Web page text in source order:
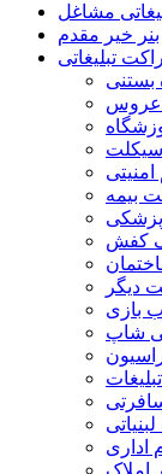
مشاغل
بنر خیر مقدم
تبلیغاتی
بستنی
عروس
سیکلت
بیمه
کفش
دیگر
بازی
شاپ
اداری